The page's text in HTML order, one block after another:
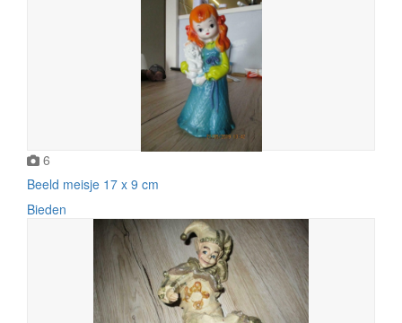
6
Beeld meisje 17 x 9 cm
Bieden